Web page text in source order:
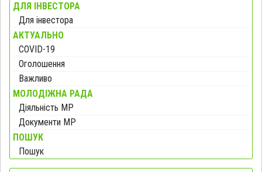
ДЛЯ ІНВЕСТОРА
Для інвестора
АКТУАЛЬНО
COVID-19
Оголошення
Важливо
МОЛОДІЖНА РАДА
Діяльність МР
Документи МР
ПОШУК
Пошук